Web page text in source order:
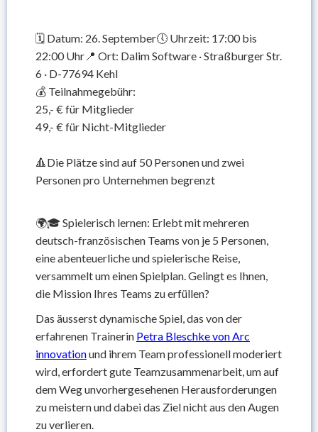
🗓️ Datum: 26. September🕔 Uhrzeit: 17:00 bis
22:00 Uhr📍 Ort: Dalim Software · Straßburger Str.
6 · D-77694 Kehl
💰 Teilnahmegebühr:
25,- € für Mitglieder
49,- € für Nicht-Mitglieder
🔺Die Plätze sind auf 50 Personen und zwei
Personen pro Unternehmen begrenzt
🌍🎓 Spielerisch lernen: Erlebt mit mehreren
deutsch-französischen Teams von je 5 Personen,
eine abenteuerliche und spielerische Reise,
versammelt um einen Spielplan. Gelingt es Ihnen,
die Mission Ihres Teams zu erfüllen?
Das äusserst dynamische Spiel, das von der
erfahrenen Trainerin Petra Bleschke von Arc
innovationund ihrem Team professionell moderiert
wird, erfordert gute Teamzusammenarbeit, um auf
dem Weg unvorhergesehenen Herausforderungen
zu meistern und dabei das Ziel nicht aus den Augen
zu verlieren.